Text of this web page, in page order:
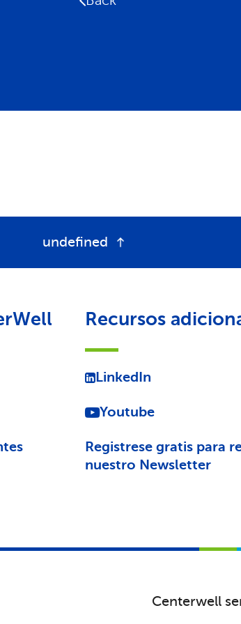
undefined
Recursos
LinkedIn
Youtube
Registrese gratis para
nuestro Newsletter
Centerwell